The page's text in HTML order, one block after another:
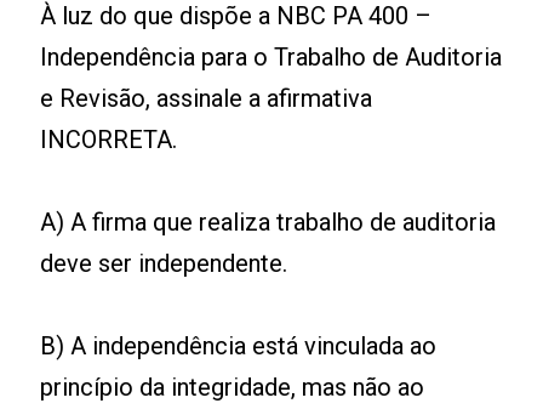
À luz do que dispõe a NBC PA 400 –
Independência para o Trabalho de Auditoria
e Revisão, assinale a afirmativa
INCORRETA.
A) A firma que realiza trabalho de auditoria
deve ser independente.
B) A independência está vinculada ao
princípio da integridade, mas não ao